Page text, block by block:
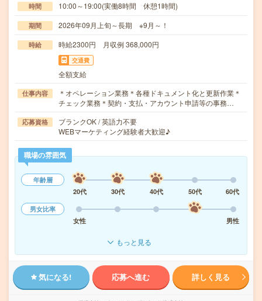
時間 10:00～19:00(実働8時間 休憩1時間)
期間 2026年09月上旬～長期 ※9月～！
時給 時給2300円 月収例 368,000円
交通費
全額支給
仕事内容
＊オペレーション業務＊各種ドキュメント化と更新作業＊
チェック業務＊契約・支払・アカウント申請等の事務…
応募資格
ブランクOK / 英語力不要
WEBマーケティング経験者大歓迎♪
職場の雰囲気
年齢層
20代
30代 40代 50代
60代
男女比率
女性
男性
もっと見る
気になる! 応募へ進む 詳しく見る